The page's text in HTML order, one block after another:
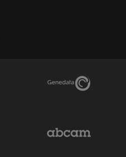
Genedata Link